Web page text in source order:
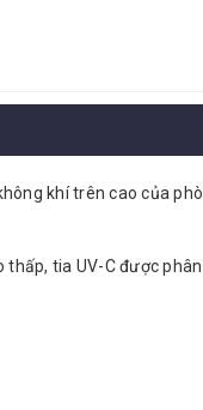
khí trên cao của
tia UV-C được